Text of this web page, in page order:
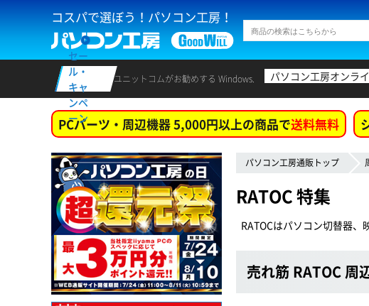
コスパで選ぼう！パソコン工房！
セー
ル・
キャ
ンペ
ーン
ユニットコムがお勧めする Windows. パソコン工房オンラ
PCパーツ・周辺機器 5,000円以上の商品で送料無料
パソコン工房通販トップ
RATOC 特集
RATOCはパソコン切替器、
売れ筋 RATOC 周